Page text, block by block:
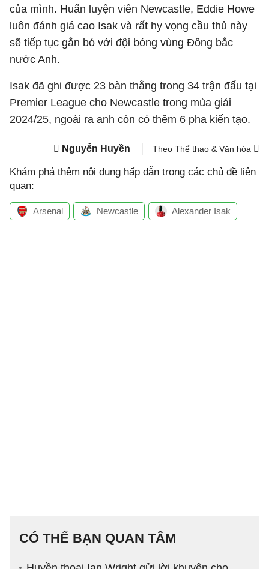
của mình. Huấn luyện viên Newcastle, Eddie Howe
luôn đánh giá cao Isak và rất hy vọng cầu thủ này
sẽ tiếp tục gắn bó với đội bóng vùng Đông bắc
nước Anh.
Isak đã ghi được 23 bàn thắng trong 34 trận đấu tại
Premier League cho Newcastle trong mùa giải
2024/25, ngoài ra anh còn có thêm 6 pha kiến tạo.
Nguyễn Huyền Theo Thể thao & Văn hóa
Khám phá thêm nội dung hấp dẫn trong các chủ đề liên
quan:
Arsenal Newcastle Alexander Isak
CÓ THỂ BẠN QUAN TÂM